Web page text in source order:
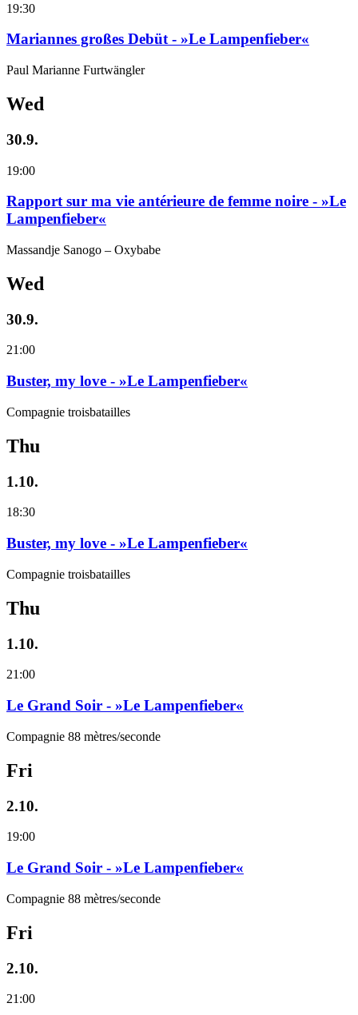
19:30
Mariannes großes Debüt - »Le Lampenfieber«
Paul Marianne Furtwängler
Wed
30.9.
19:00
Rapport sur ma vie antérieure de femme noire - »Le
Lampenfieber«
Massandje Sanogo – Oxybabe
Wed
30.9.
21:00
Buster, my love - »Le Lampenfieber«
Compagnie troisbatailles
Thu
1.10.
18:30
Buster, my love - »Le Lampenfieber«
Compagnie troisbatailles
Thu
1.10.
21:00
Le Grand Soir - »Le Lampenfieber«
Compagnie 88 mètres/seconde
Fri
2.10.
19:00
Le Grand Soir - »Le Lampenfieber«
Compagnie 88 mètres/seconde
Fri
2.10.
21:00